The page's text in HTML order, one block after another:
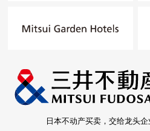
日本不动产买卖，交给龙头